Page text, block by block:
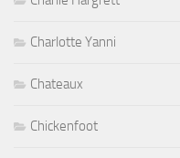
Charlotte Yanni
Chateaux
Chickenfoot